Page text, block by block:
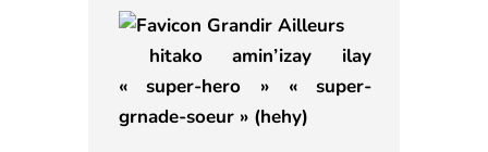
hitako amin’izay ilay
« super-hero » « super-
grnade-soeur » (hehy)